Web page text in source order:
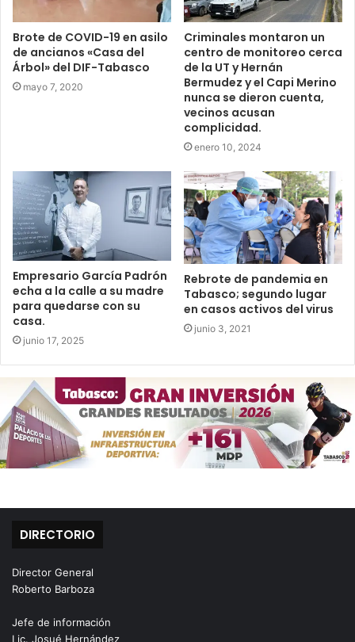
Brote de COVID-19 en asilo
de ancianos «Casa del
Árbol» del DIF-Tabasco
mayo 7, 2020
Criminales montaron un
centro de monitoreo cerca
de la UT y Hernán
Bermudez y el Capi Merino
nunca se dieron cuenta,
vecinos acusan
complicidad.
enero 10, 2024
Empresario García Padrón
echa a la calle a su madre
para quedarse con su
casa.
junio 17, 2025
Rebrote de pandemia en
Tabasco; segundo lugar
en casos activos del virus
junio 3, 2021
DIRECTORIO
Director General
Roberto Barboza
Jefe de información
Lic. Josué Hernández